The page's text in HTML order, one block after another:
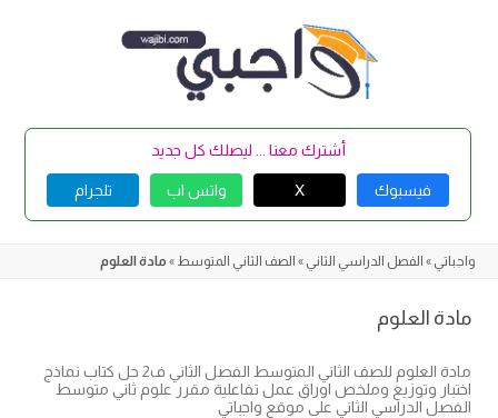
أشترك معنا ... ليصلك كل جديد
فيسبوك X واتس اب تلجرام
واجباتي » الفصل الدراسي الثاني » الصف الثاني المتوسط » مادة العلوم
مادة العلوم
مادة العلوم للصف الثاني المتوسط الفصل الثاني ف2 حل كتاب نماذج
اختبار وتوزيع وملخص اوراق عمل تفاعلية مقرر علوم ثاني متوسط
الفصل الدراسي الثاني على موقع واجباتي